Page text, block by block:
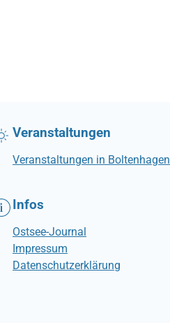
Veranstaltungen
Veranstaltungen in Boltenhagen
Infos
Ostsee-Journal
Impressum
Datenschutzerklärung